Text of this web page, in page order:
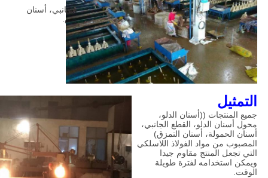
محول دلو، مقص جانبي، أسنان
محملة، أسنان مزق.
التمثيل
جميع المنتجات ((أسنان الدلو،
محول أسنان الدلو، القطع الجانبي،
أسنان الحمولة، أسنان التمزق)
المصبوب من مواد الفولاذ اللاسلكي
التي تجعل المنتج مقاوم جيدا
ويمكن استخدامه لفترة طويلة
الوقت.